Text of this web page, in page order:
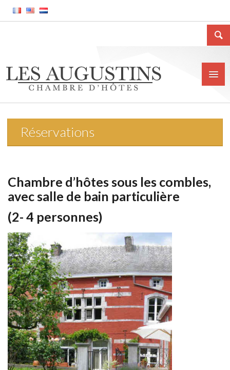
Accueil
Le gîte meublé
La ville de Huy
Tarifs
Contact
Réservations
Chambre d’hôtes sous les combles,
avec salle de bain particulière
(2- 4 personnes)